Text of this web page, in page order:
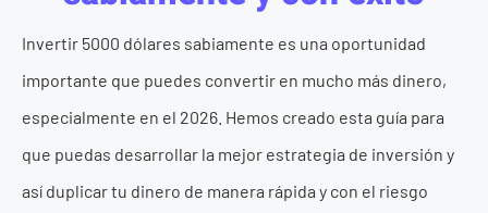
Invertir 5000 dólares sabiamente es una oportunidad
importante que puedes convertir en mucho más dinero,
especialmente en el 2026. Hemos creado esta guía para
que puedas desarrollar la mejor estrategia de inversión y
así duplicar tu dinero de manera rápida y con el riesgo